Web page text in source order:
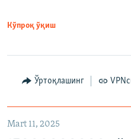
Кўпроқ ўқиш
Ўртоқлашинг
Mart 11, 2025